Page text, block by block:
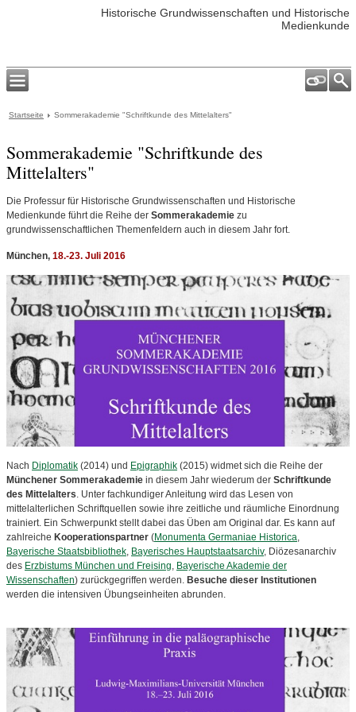
Historische Grundwissenschaften und Historische
Medienkunde
Startseite Sommerakademie "Schriftkunde des Mittelalters"
Sommerakademie "Schriftkunde des
Mittelalters"
Die Professur für Historische Grundwissenschaften und Historische
Medienkunde führtdie Reihe der Sommerakademie zu
grundwissenschaftlichen Themenfeldern auch in diesem Jahr fort.
München, 18.-23. Juli 2016
Nach Diplomatik (2014) und Epigraphik (2015) widmet sich die Reihe der
Münchener Sommerakademie in diesem Jahr wiederum der Schriftkunde
des Mittelalters. Unter fachkundiger Anleitung wird das Lesen von
mittelalterlichen Schriftquellen sowie ihre zeitliche und räumliche Einordnung
trainiert. Ein Schwerpunkt stellt dabei das Üben am Original dar. Es kann auf
zahlreiche Kooperationspartner (Monumenta Germaniae Historica,
Bayerische Staatsbibliothek, Bayerisches Hauptstaatsarchiv, Diözesanarchiv
des Erzbistums München und Freising, Bayerische Akademie der
Wissenschaften) zurückgegriffen werden. Besuche dieser Institutionen
werden die intensiven Übungseinheiten abrunden.